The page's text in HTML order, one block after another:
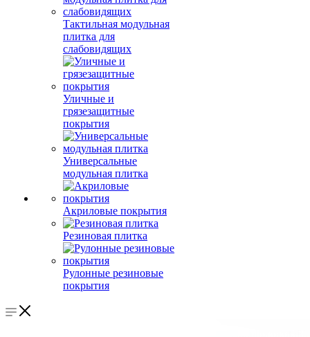
Тактильная модульная
плитка для
слабовидящих
Уличные и
грязезащитные
покрытия
Универсальные
модульная плитка
Акриловые покрытия
Резиновая плитка
Рулонные резиновые
покрытия